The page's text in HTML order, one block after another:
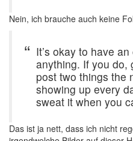
Nein, ich brauche auch keine
It’s okay to have
anything. If you do,
post two things the
showing up every
sweat it when you
Das ist ja nett, dass ich nicht